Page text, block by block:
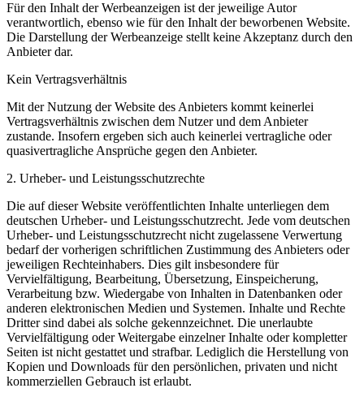
Für den Inhalt der Werbeanzeigen ist der jeweilige Autor
verantwortlich, ebenso wie für den Inhalt der beworbenen Website.
Die Darstellung der Werbeanzeige stellt keine Akzeptanz durch den
Anbieter dar.
Kein Vertragsverhältnis
Mit der Nutzung der Website des Anbieters kommt keinerlei
Vertragsverhältnis zwischen dem Nutzer und dem Anbieter
zustande. Insofern ergeben sich auch keinerlei vertragliche oder
quasivertragliche Ansprüche gegen den Anbieter.
2. Urheber- und Leistungsschutzrechte
Die auf dieser Website veröffentlichten Inhalte unterliegen dem
deutschen Urheber- und Leistungsschutzrecht. Jede vom deutschen
Urheber- und Leistungsschutzrecht nicht zugelassene Verwertung
bedarf der vorherigen schriftlichen Zustimmung des Anbieters oder
jeweiligen Rechteinhabers. Dies gilt insbesondere für
Vervielfältigung, Bearbeitung, Übersetzung, Einspeicherung,
Verarbeitung bzw. Wiedergabe von Inhalten in Datenbanken oder
anderen elektronischen Medien und Systemen. Inhalte und Rechte
Dritter sind dabei als solche gekennzeichnet. Die unerlaubte
Vervielfältigung oder Weitergabe einzelner Inhalte oder kompletter
Seiten ist nicht gestattet und strafbar. Lediglich die Herstellung von
Kopien und Downloads für den persönlichen, privaten und nicht
kommerziellen Gebrauch ist erlaubt.